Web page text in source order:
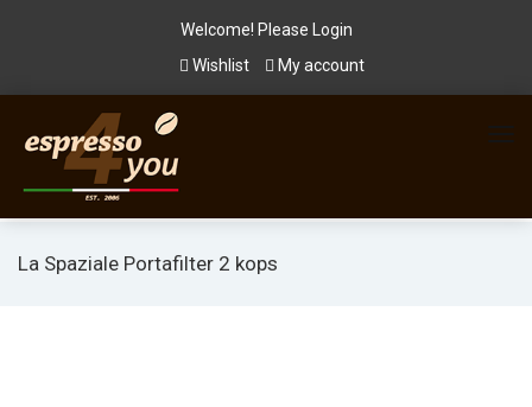
Welcome! Please
Login
Wishlist
My account
La Spaziale Portafilter 2 kops